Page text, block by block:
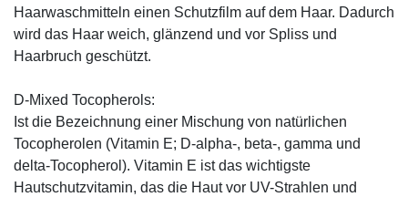
Haarwaschmitteln einen Schutzfilm auf dem Haar. Dadurch
wird das Haar weich, glänzend und vor Spliss und
Haarbruch geschützt.
D-Mixed Tocopherols:
Ist die Bezeichnung einer Mischung von natürlichen
Tocopherolen (Vitamin E; D-alpha-, beta-, gamma und
delta-Tocopherol). Vitamin E ist das wichtigste
Hautschutzvitamin, das die Haut vor UV-Strahlen und